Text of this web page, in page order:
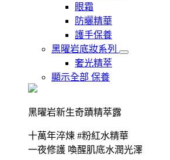
眼霜
防曬精華
護手保養
黑曜岩底妝系列
奢光精萃
顯示全部 保養
黑曜岩新生奇蹟精萃露
十萬年淬煉 #粉紅水精華
一夜修護 喚醒肌底水潤光澤